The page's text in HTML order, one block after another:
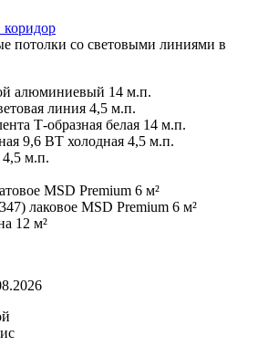
потолки со световыми линиями в
алюминиевый 14 м.п.
линия 4,5 м.п.
Т-образная белая 14 м.п.
9,6 ВТ холодная 4,5 м.п.
4,5 м.п.
MSD Premium 6 м²
лаковое MSD Premium 6 м²
12 м²